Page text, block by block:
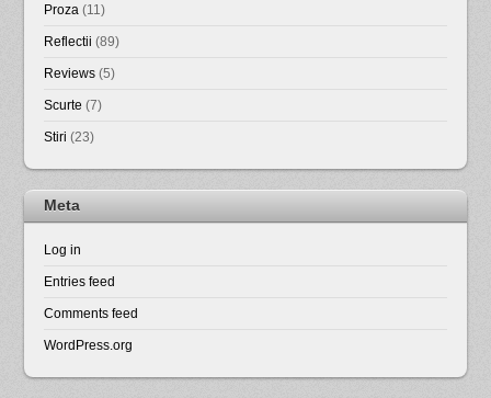
Proza (11)
Reflectii (89)
Reviews (5)
Scurte (7)
Stiri (23)
Meta
Log in
Entries feed
Comments feed
WordPress.org